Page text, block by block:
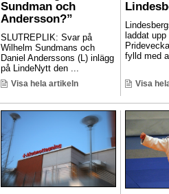
Sundman och
Andersson?”
SLUTREPLIK: Svar på
Wilhelm Sundmans och
Daniel Anderssons (L) inlägg
på LindeNytt den ...
Visa hela artikeln
laddat
fylld med
Visa